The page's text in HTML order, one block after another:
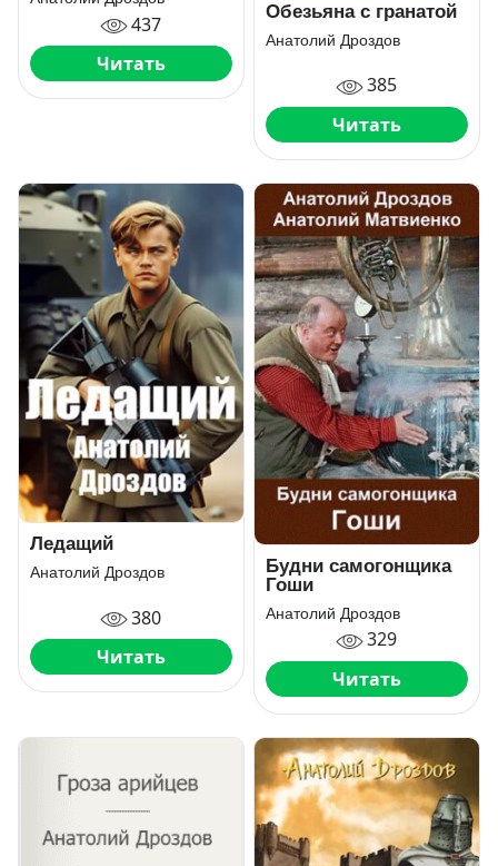
437
Читать
Обезьяна с гранатой
Анатолий Дроздов
385
Читать
Ледащий
Анатолий Дроздов
380
Читать
Будни самогонщика
Гоши
Анатолий Дроздов
329
Читать